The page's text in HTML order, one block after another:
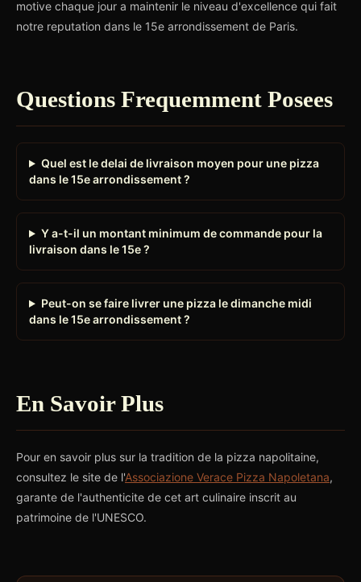
motive chaque jour a maintenir le niveau d'excellence qui fait
notre reputation dans le 15e arrondissement de Paris.
Questions Frequemment Posees
Quel est le delai de livraison moyen pour une pizza
dans le 15e arrondissement ?
Y a-t-il un montant minimum de commande pour la
livraison dans le 15e ?
Peut-on se faire livrer une pizza le dimanche midi
dans le 15e arrondissement ?
En Savoir Plus
Pour en savoir plus sur la tradition de la pizza napolitaine,
consultez le site de l'Associazione Verace Pizza Napoletana,
garante de l'authenticite de cet art culinaire inscrit au
patrimoine de l'UNESCO.